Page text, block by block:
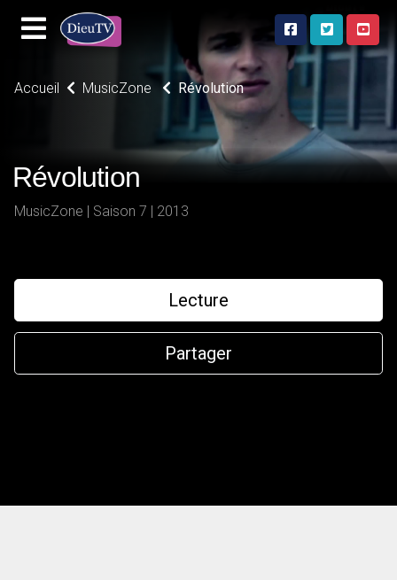
Accueil MusicZone Révolution
Révolution
MusicZone | Saison 7 | 2013
Lecture
Partager